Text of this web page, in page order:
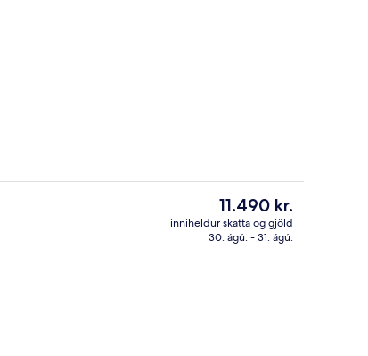
Núverandi
verð
er
11.490 kr.
inniheldur skatta og gjöld
30. ágú. - 31. ágú.